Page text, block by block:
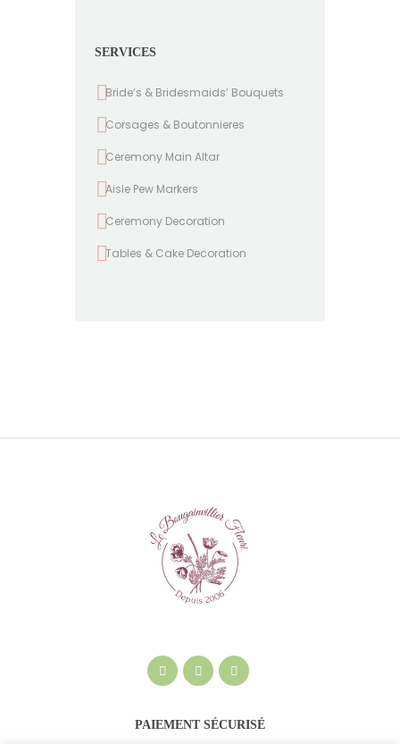
SERVICES
Bride’s & Bridesmaids’ Bouquets
Corsages & Boutonnieres
Ceremony Main Altar
Aisle Pew Markers
Ceremony Decoration
Tables & Cake Decoration
PAIEMENT SÉCURISÉ